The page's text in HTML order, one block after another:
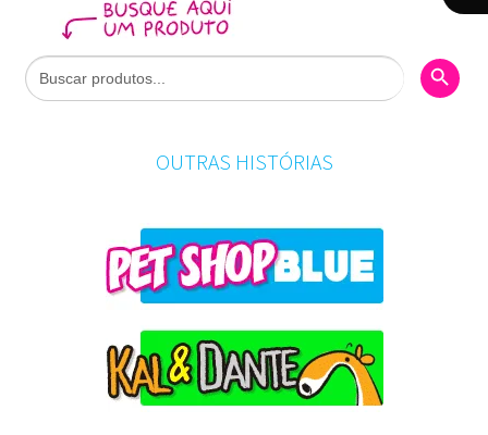
Search
for:
Search
OUTRAS HISTÓRIAS